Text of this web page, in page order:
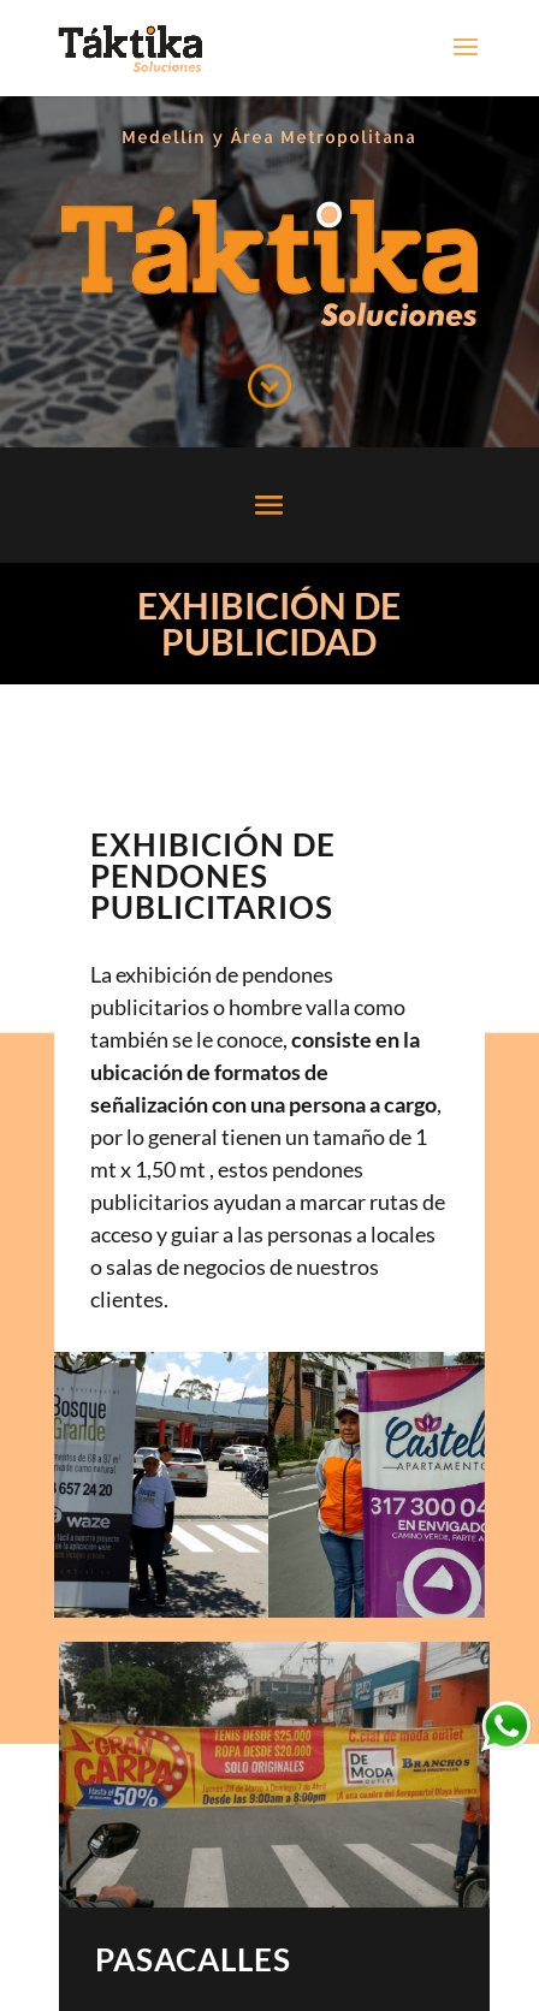
Medellín y Área Metropolitana
EXHIBICIÓN DE
PUBLICIDAD
EXHIBICIÓN DE
PENDONES
PUBLICITARIOS
La exhibición de pendones
publicitarios o hombre valla como
también se le conoce,consiste en la
ubicación de formatos de
señalización con una persona a cargo,
por lo general tienen un tamaño de 1
mt x 1,50 mt , estos pendones
publicitarios ayudan a marcar rutas de
acceso y guiar a las personas a locales
o salas de negocios de nuestros
clientes.
PASACALLES